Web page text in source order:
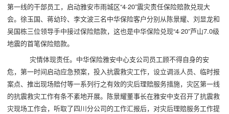
第一线的干部员工，启动雅安市雨城区“4·20”震灾责任保险赔款兑现大
会。徐玉国、蒋幼玲、李文波三名中华保险客户分别从陈景耀、刘显龙和
吴国栋三位领导手中接过保险赔款，这也是中华保险兑现“4·20”芦山7.0级
地震的首笔保险赔款。
灾情体现责任。中华保险雅安中心支公司员工顾不得自身的安
危，第一时间启动应急预案，投入抗震救灾工作，设立调派人员、临时报
案点、推出现场赔付等一系列行之有效的灾后理赔服务措施，灾区第一线
的抗震救灾工作有条不紊地开展。陈景耀董事长在雅安中支召开了抗震救
灾现场工作会，听取了四川分公司的工作汇报后，对灾后理赔服务工作提